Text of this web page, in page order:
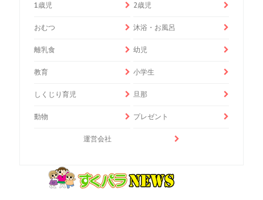
1歳児 2歳児
おむつ 沐浴・お風呂
離乳食 幼児
教育 小学生
しくじり育児 旦那
動物 プレゼント
運営会社